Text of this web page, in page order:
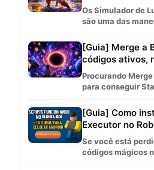
Os Simulador de
são uma das
[Guia] Merge a
códigos ativos,
Procurando
para conseguir
[Guia] Como
Executor no
Se você está
códigos mágicos